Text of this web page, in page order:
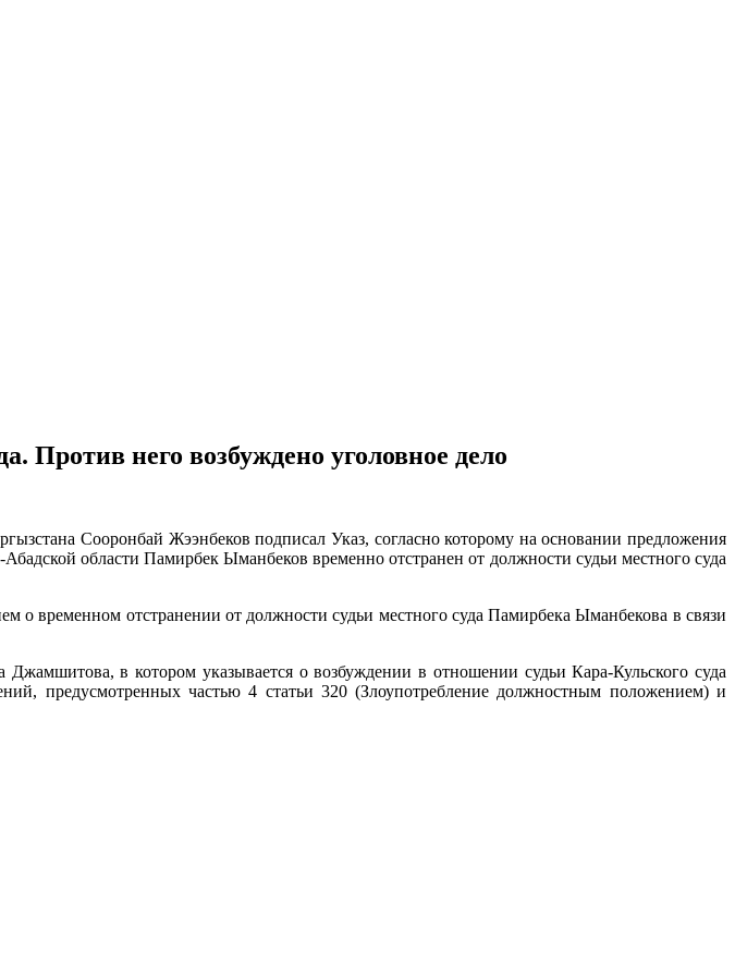
Против него возбуждено уголовное дело
Сооронбай Жээнбеков подписал Указ, согласно которому на основании предложения
области Памирбек Ыманбеков временно отстранен от должности судьи местного суда
о временном отстранении от должности судьи местного суда Памирбека Ыманбекова в связи
в котором указывается о возбуждении в отношении судьи Кара-Кульского суда
предусмотренных частью 4 статьи 320 (Злоупотребление должностным положением) и